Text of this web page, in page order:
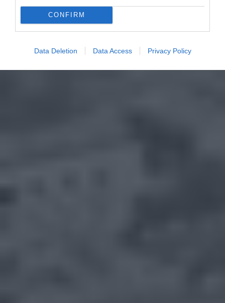
CONFIRM
Data Deletion Data Access Privacy Policy